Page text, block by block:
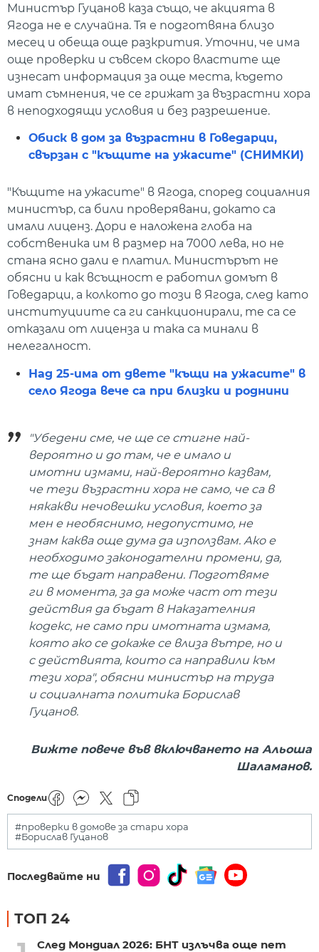
Министър Гуцанов каза също, че акцията в
Ягода не е случайна. Тя е подготвяна близо
месец и обеща още разкрития. Уточни, че има
още проверки и съвсем скоро властите ще
изнесат информация за още места, където
имат съмнения, че се грижат за възрастни хора
в неподходящи условия и без разрешение.
Обиск в дом за възрастни в Говедарци,
свързан с "къщите на ужасите" (СНИМКИ)
"Къщите на ужасите" в Ягода, според социалния
министър, са били проверявани, докато са
имали лиценз. Дори е наложена глоба на
собственика им в размер на 7000 лева, но не
стана ясно дали е платил. Министърът не
обясни и как всъщност е работил домът в
Говедарци, а колкото до този в Ягода, след като
институциите са ги санкционирали, те са се
отказали от лиценза и така са минали в
нелегалност.
Над 25-има от двете "къщи на ужасите" в
село Ягода вече са при близки и роднини
"Убедени сме, че ще се стигне най-
вероятно и до там, че е имало и
имотни измами, най-вероятно казвам,
че тези възрастни хора не само, че са в
някакви нечовешки условия, което за
мен е необяснимо, недопустимо, не
знам каква още дума да използвам. Ако е
необходимо законодателни промени, да,
те ще бъдат направени. Подготвяме
ги в момента, за да може част от тези
действия да бъдат в Наказателния
кодекс, не само при имотната измама,
която ако се докаже се влиза вътре, но и
с действията, които са направили към
тези хора", обясни министър на труда
и социалната политика Борислав
Гуцанов.
Вижте повече във включването на Альоша
Шаламанов.
Сподели
#проверки в домове за стари хора
#Борислав Гуцанов
Последвайте ни
ТОП 24
След Мондиал 2026: БНТ излъчва още пет